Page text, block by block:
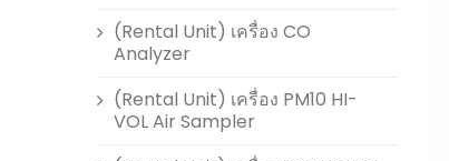
(Rental Unit) เครื่อง CO
Analyzer
(Rental Unit) เครื่อง PM10 HI-
VOL Air Sampler